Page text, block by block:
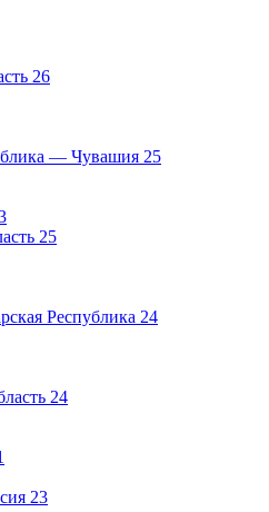
26
— Чувашия 25
25
Республика 24
24
23